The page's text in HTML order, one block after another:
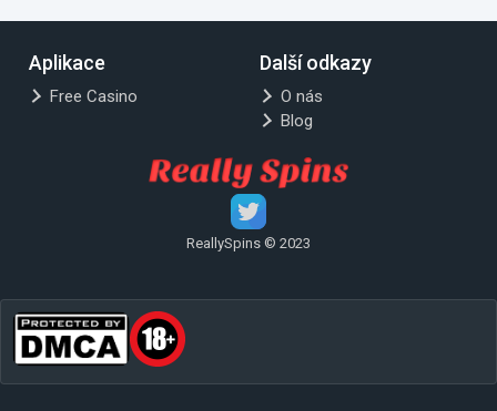
Aplikace
Free Casino
Další odkazy
O nás
Blog
ReallySpins © 2023